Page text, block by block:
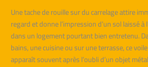
Une tache de rouille sur du carrelage attire
regard et donne l’impression d’un sol laissé à
dans un logement pourtant bien entretenu.
bains, une cuisine ou sur une terrasse, ce
apparaît souvent après l’oubli d’un objet